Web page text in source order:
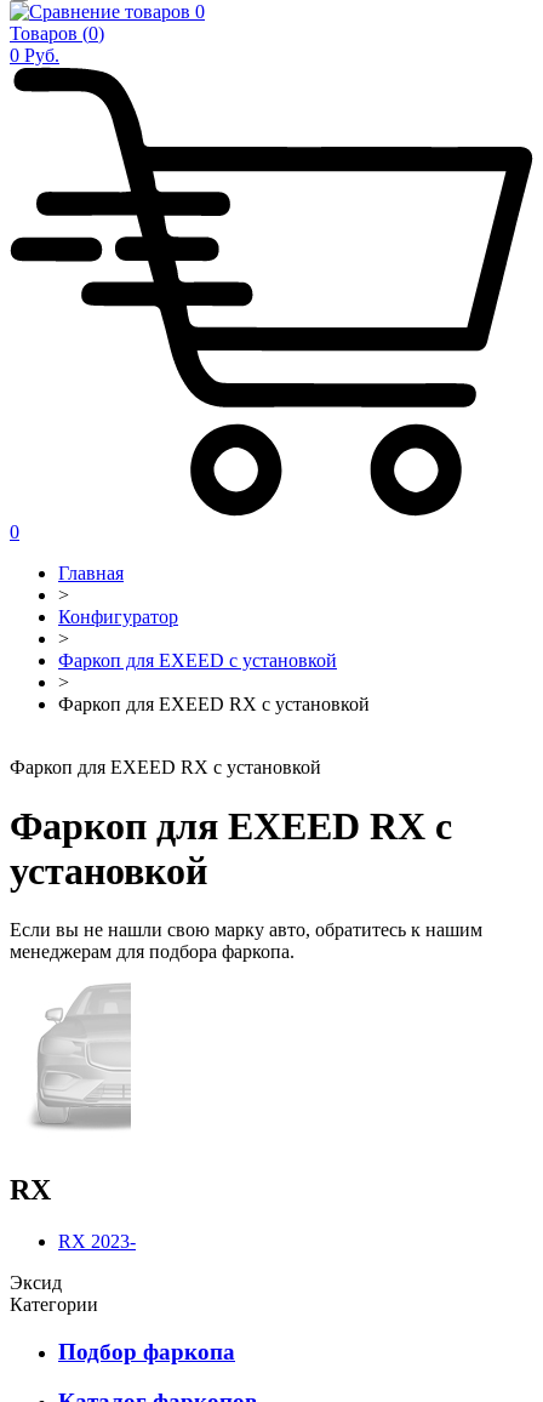
0
Товаров (0)
0 Руб.
0
Главная
>
Конфигуратор
>
Фаркоп для EXEED с установкой
>
Фаркоп для EXEED RX с установкой
Фаркоп для EXEED RX с установкой
Фаркоп для EXEED RX с
установкой
Если вы не нашли свою марку авто, обратитесь к нашим
менеджерам для подбора фаркопа.
RX
RX 2023-
Эксид
Категории
Подбор фаркопа